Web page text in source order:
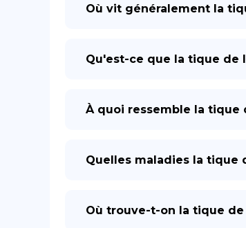
Où vit généralement la
Qu'est-ce que la tique de
À quoi ressemble la tique
Quelles maladies la tique
Où trouve-t-on la tique